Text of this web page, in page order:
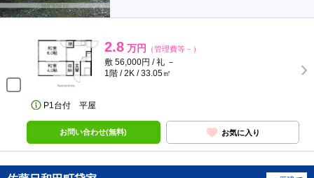
2.8 万円 （管理費等－）
敷 56,000円 / 礼 －
1階 / 2K / 33.05㎡
P1台付 平屋
お問い合わせ(無料) お気に入り